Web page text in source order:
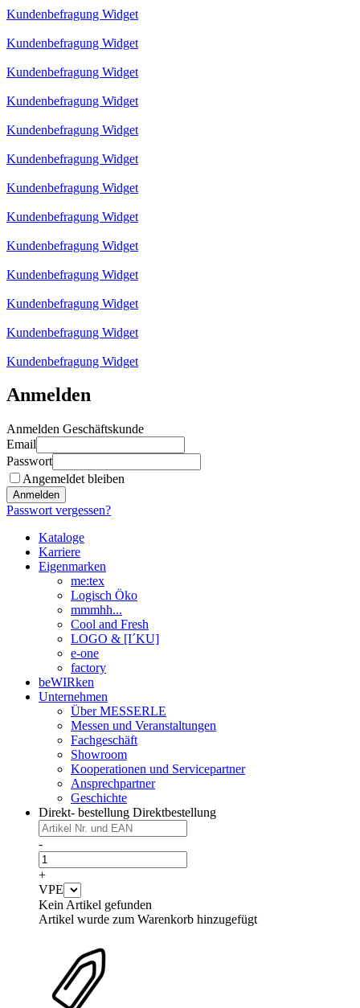
Kundenbefragung Widget
Kundenbefragung Widget
Kundenbefragung Widget
Kundenbefragung Widget
Kundenbefragung Widget
Kundenbefragung Widget
Kundenbefragung Widget
Kundenbefragung Widget
Kundenbefragung Widget
Kundenbefragung Widget
Kundenbefragung Widget
Kundenbefragung Widget
Kundenbefragung Widget
Anmelden
Anmelden Geschäftskunde
Email
Passwort
Angemeldet bleiben
Anmelden
Passwort vergessen?
Kataloge
Karriere
Eigenmarken
me:tex
Logisch Öko
mmmhh...
Cool and Fresh
LOGO & [I´KU]
e-one
factory
beWIRken
Unternehmen
Über MESSERLE
Messen und Veranstaltungen
Fachgeschäft
Showroom
Kooperationen und Servicepartner
Ansprechpartner
Geschichte
Direkt- bestellung Direktbestellung
-
+
VPE
Kein Artikel gefunden
Artikel wurde zum Warenkorb hinzugefügt